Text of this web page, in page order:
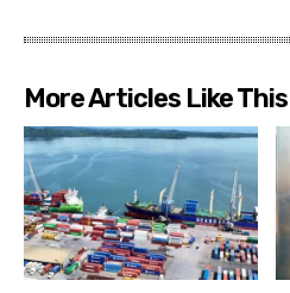
More Articles Like This